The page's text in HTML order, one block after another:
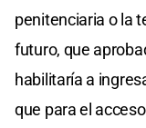
penitenciaria o la
futuro, que
habilitaría a
que para el